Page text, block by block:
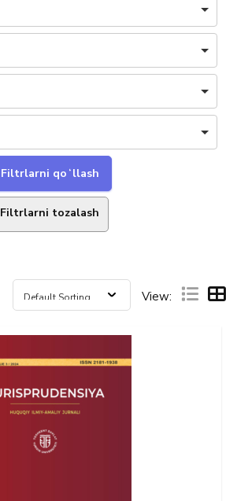
Filtrlarni tozalash
View: